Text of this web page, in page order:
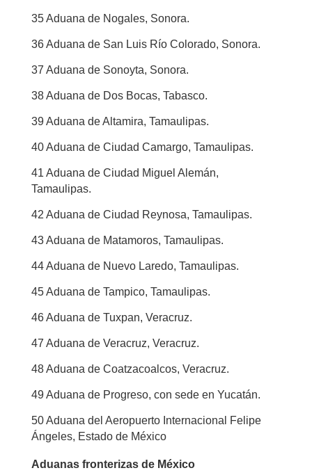
35 Aduana de Nogales, Sonora.
36 Aduana de San Luis Río Colorado, Sonora.
37 Aduana de Sonoyta, Sonora.
38 Aduana de Dos Bocas, Tabasco.
39 Aduana de Altamira, Tamaulipas.
40 Aduana de Ciudad Camargo, Tamaulipas.
41 Aduana de Ciudad Miguel Alemán,
Tamaulipas.
42 Aduana de Ciudad Reynosa, Tamaulipas.
43 Aduana de Matamoros, Tamaulipas.
44 Aduana de Nuevo Laredo, Tamaulipas.
45 Aduana de Tampico, Tamaulipas.
46 Aduana de Tuxpan, Veracruz.
47 Aduana de Veracruz, Veracruz.
48 Aduana de Coatzacoalcos, Veracruz.
49 Aduana de Progreso, con sede en Yucatán.
50 Aduana del Aeropuerto Internacional Felipe
Ángeles, Estado de México
Aduanas fronterizas de México